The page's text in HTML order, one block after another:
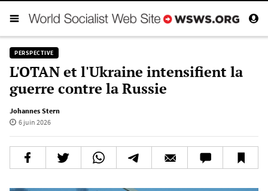
PERSPECTIVE
L'OTAN et l'Ukraine intensifient la
guerre contre la Russie
Johannes Stern
6 juin 2026